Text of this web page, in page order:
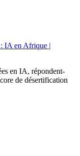
IA en Afrique |
en IA, répondent-
de désertification